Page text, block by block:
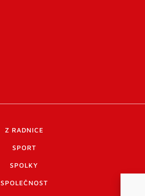
Z RADNICE
SPORT
SPOLKY
SPOLEČNOST